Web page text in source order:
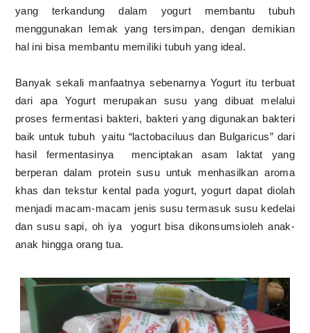
yang terkandung dalam yogurt membantu tubuh
menggunakan lemak yang tersimpan, dengan demikian
hal ini bisa membantu memiliki tubuh yang ideal.
Banyak sekali manfaatnya sebenarnya Yogurt itu terbuat
dari apa Yogurt merupakan susu yang dibuat melalui
proses fermentasi bakteri, bakteri yang digunakan bakteri
baik untuk tubuh
yaitu “lactobaciluus dan Bulgaricus” dari
hasil fermentasinya
menciptakan asam laktat yang
berperan dalam protein susu untuk menhasilkan aroma
khas dan tekstur kental pada yogurt, yogurt dapat diolah
menjadi macam-macam jenis susu termasuk susu kedelai
dan susu sapi, oh iya
yogurt bisa dikonsumsioleh anak-
anak hingga orang tua.